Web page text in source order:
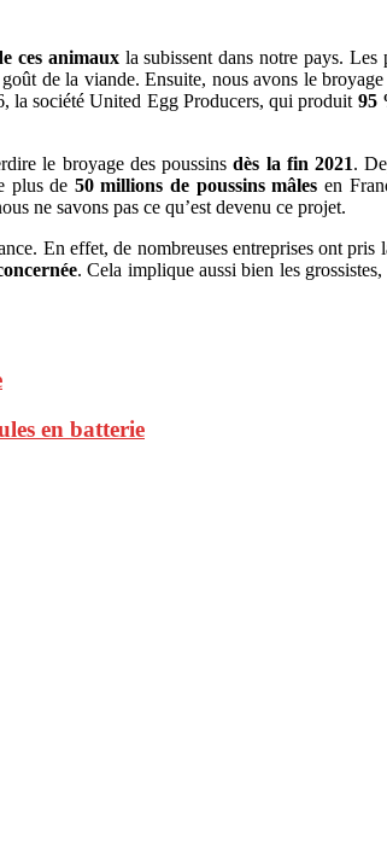
ces animauxla subissent dans notre pays. Les
de la viande. Ensuite, nous avons le
la société United Egg Producers, qui produit 95
le broyage des poussinsdès la fin 2021.
plus de 50 millions de poussins mâles en
ne savons pas ce qu’est devenu ce projet.
En effet, de nombreuses entreprises ont pris
. Cela implique aussi bien les
en batterie